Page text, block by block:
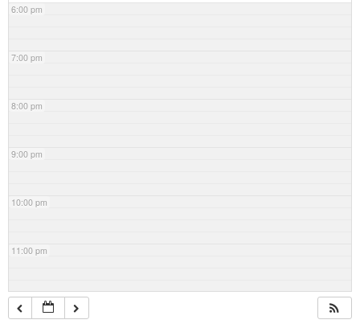
6:00 pm
7:00 pm
8:00 pm
9:00 pm
10:00 pm
11:00 pm